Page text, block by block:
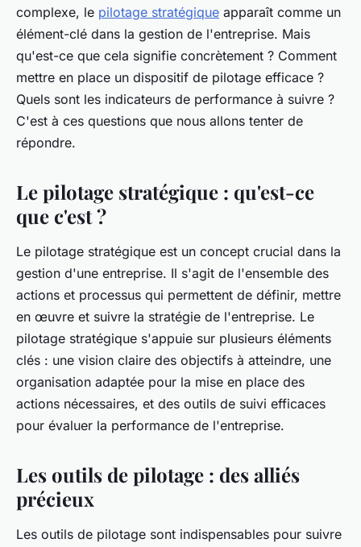
complexe, le pilotage stratégique apparaît comme un
élément-clé dans la gestion de l'entreprise. Mais
qu'est-ce que cela signifie concrètement ? Comment
mettre en place un dispositif de pilotage efficace ?
Quels sont les indicateurs de performance à suivre ?
C'est à ces questions que nous allons tenter de
répondre.
Le pilotage stratégique : qu'est-ce
que c'est ?
Le pilotage stratégique est un concept crucial dans la
gestion d'une entreprise. Il s'agit de l'ensemble des
actions et processus qui permettent de définir, mettre
en œuvre et suivre la stratégie de l'entreprise. Le
pilotage stratégique s'appuie sur plusieurs éléments
clés : une vision claire des objectifs à atteindre, une
organisation adaptée pour la mise en place des
actions nécessaires, et des outils de suivi efficaces
pour évaluer la performance de l'entreprise.
Les outils de pilotage : des alliés
précieux
Les outils de pilotage sont indispensables pour suivre